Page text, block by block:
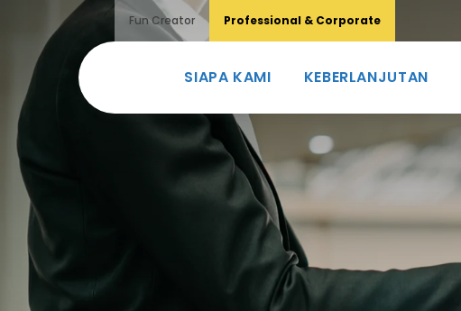
Fun Creator Professional & Corporate
SIAPA KAMI KEBERLANJUTAN